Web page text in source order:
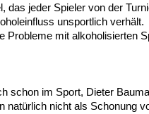
das jeder Spieler von der
unsportlich verhält.
Probleme mit alkoholisierten
schon im Sport, Dieter
natürlich nicht als Schonung